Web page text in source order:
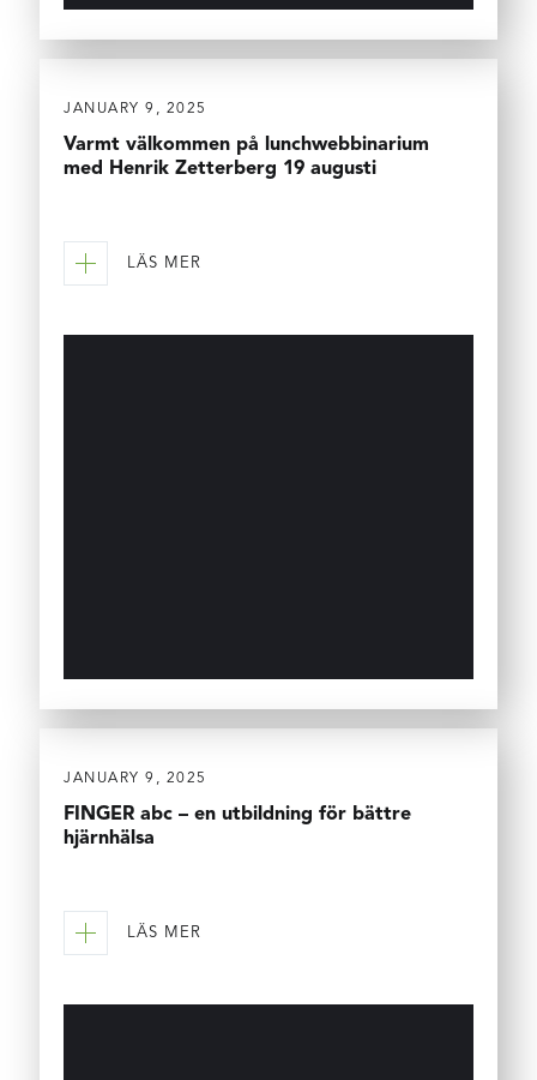
JANUARY 9, 2025
Varmt välkommen på lunchwebbinarium
med Henrik Zetterberg 19 augusti
LÄS MER
JANUARY 9, 2025
FINGER abc – en utbildning för bättre
hjärnhälsa
LÄS MER